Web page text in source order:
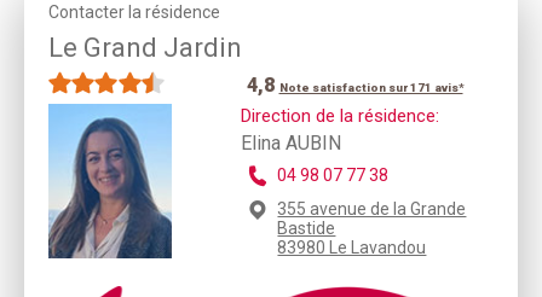
Contacter la résidence
Le Grand Jardin
4,8 Note satisfaction sur 171 avis*
Direction de la résidence:
Elina AUBIN
04 98 07 77 38
355 avenue de la Grande
Bastide
83980 Le Lavandou